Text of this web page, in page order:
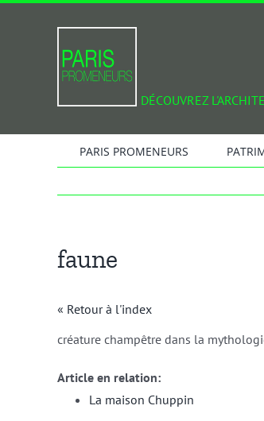
DÉCOUVREZ
PARIS PROMENEURS
faune
« Retour à l'index
créature champêtre dans la
Article en relation:
La maison Chuppin